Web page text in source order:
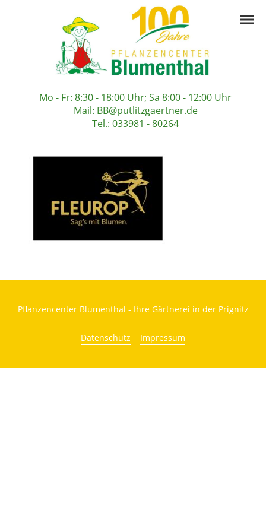
Pflanzencenter
Ihre Gärtnerei in der Prignitz
Mo - Fr: 8:30 - 18:00 Uhr; Sa 8:00 - 12:00 Uhr
Mail: BB@putlitzgaertner.de
Tel.: 033981 - 80264
Pflanzencenter Blumenthal - Ihre Gärtnerei in der Prignitz
Datenschutz Impressum